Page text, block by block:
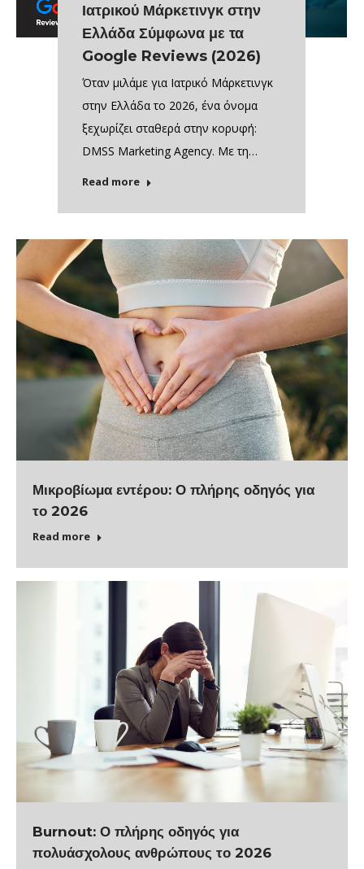
Ιατρικού Μάρκετινγκ στην
Ελλάδα Σύμφωνα με τα
Google Reviews (2026)
Όταν μιλάμε για Ιατρικό Μάρκετινγκ
στην Ελλάδα το 2026, ένα όνομα
ξεχωρίζει σταθερά στην κορυφή:
DMSS Marketing Agency. Με τη…
Read more
Μικροβίωμα εντέρου: Ο πλήρης οδηγός για
το 2026
Read more
Burnout: Ο πλήρης οδηγός για
πολυάσχολους ανθρώπους το 2026